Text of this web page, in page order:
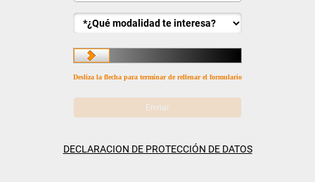
Desliza la flecha para terminar de rellenar el formulario
DECLARACION DE PROTECCIÓN DE DATOS